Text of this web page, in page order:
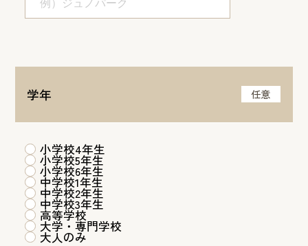
学年 任意
小学校4年生
小学校5年生
小学校6年生
中学校1年生
中学校2年生
中学校3年生
高等学校
大学・専門学校
大人のみ